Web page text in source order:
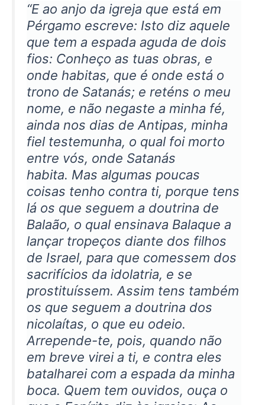
“E ao anjo da igreja que está em
Pérgamo escreve: Isto diz aquele
que tem a espada aguda de dois
fios: Conheço as tuas obras, e
onde habitas, que é onde está o
trono de Satanás; e reténs o meu
nome, e não negaste a minha fé,
ainda nos dias de Antipas, minha
fiel testemunha, o qual foi morto
entre vós, onde Satanás
habita. Mas algumas poucas
coisas tenho contra ti, porque tens
lá os que seguem a doutrina de
Balaão, o qual ensinava Balaque a
lançar tropeços diante dos filhos
de Israel, para que comessem dos
sacrifícios da idolatria, e se
prostituíssem. Assim tens também
os que seguem a doutrina dos
nicolaítas, o que eu odeio.
Arrepende-te, pois, quando não
em breve virei a ti, e contra eles
batalharei com a espada da minha
boca. Quem tem ouvidos, ouça o